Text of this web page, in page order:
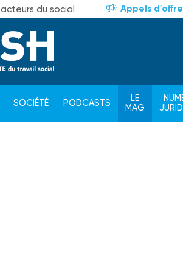
du social Appels
SOCIÉTÉ PODCASTS
LE
MAG